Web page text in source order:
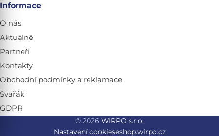
Informace
O nás
Aktuálně
Partneři
Kontakty
Obchodní podmínky a reklamace
Svařák
GDPR
© 2026 WIRPO s.r.o.
Nastavení cookieseshop.wirpo.cz